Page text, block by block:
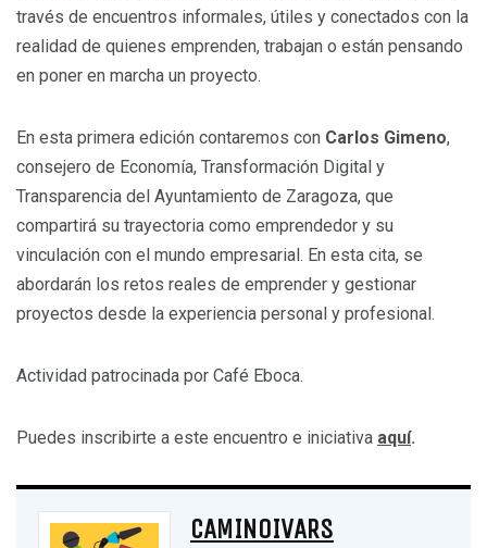
través de encuentros informales, útiles y conectados con la
realidad de quienes emprenden, trabajan o están pensando
en poner en marcha un proyecto.
En esta primera edición contaremos con Carlos Gimeno,
consejero de Economía, Transformación Digital y
Transparencia del Ayuntamiento de Zaragoza, que
compartirá su trayectoria como emprendedor y su
vinculación con el mundo empresarial. En esta cita, se
abordarán los retos reales de emprender y gestionar
proyectos desde la experiencia personal y profesional.
Actividad patrocinada por Café Eboca.
Puedes inscribirte a este encuentro e iniciativa aquí.
CAMINOIVARS